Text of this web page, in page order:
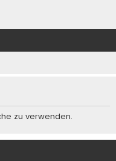
zu verwenden.